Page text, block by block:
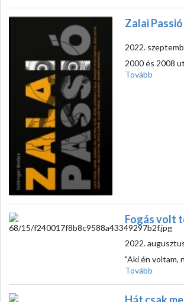
Zalai
2022.
2000 és 2008
Tovább
Fogás volt
2022.
"Aki én voltam,
Tovább